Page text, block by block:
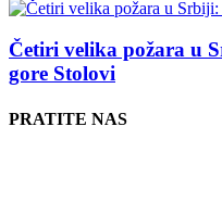
Četiri velika požara u
gore Stolovi
PRATITE NAS